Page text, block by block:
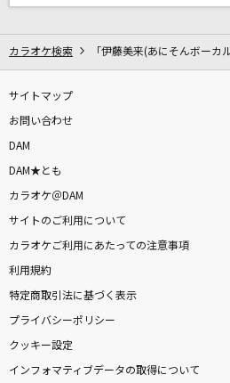
ヤングアダルト
SAD SONG
ちゃんみな
[良音]COLORS
FLOW
恋の方程式-my sweet
僕は僕を好きになる
乃木坂46
カラオケ検索 「伊藤美来(あにそんボーカ
サイトマップ
お問い合わせ
DAM
DAM★とも
カラオケ＠DAM
サイトのご利用について
カラオケご利用にあたっての注意事項
利用規約
特定商取引法に基づく表示
プライバシーポリシー
クッキー設定
インフォマティブデータの取得について